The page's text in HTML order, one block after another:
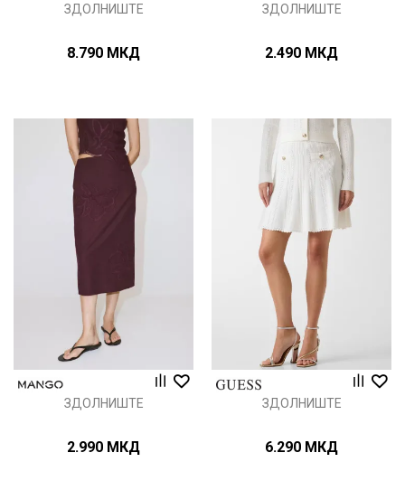
ЗДОЛНИШТЕ
8.790 МКД
ЗДОЛНИШТЕ
2.490 МКД
ЗДОЛНИШТЕ
2.990 МКД
ЗДОЛНИШТЕ
6.290 МКД